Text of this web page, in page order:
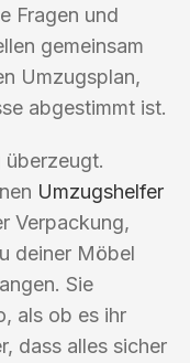
Fragen und
gemeinsam
Umzugsplan,
abgestimmt ist.
überzeugt.
Umzugshelfer
Verpackung,
deiner Möbel
Sie
als ob es ihr
dass alles sicher